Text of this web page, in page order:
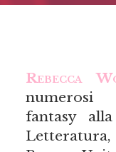
Rebecca
numerosi
fantasy